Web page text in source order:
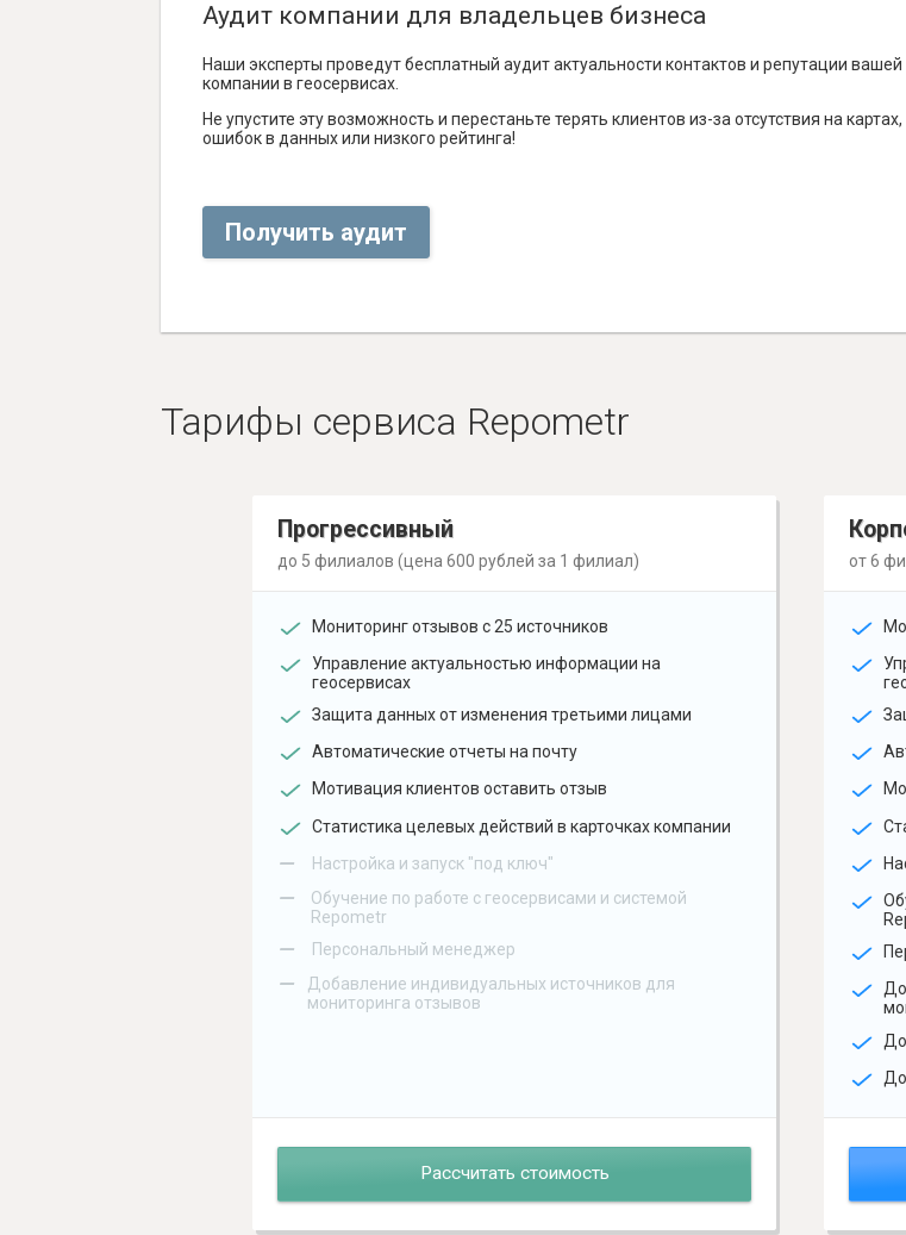
Аудит компании для владельцев бизнеса
Наши эксперты проведут бесплатный аудит актуальности контактов и репутации вашей
компании в геосервисах.
Не упустите эту возможность и перестаньте терять клиентов из-за отсутствия на картах,
ошибок в данных или низкого рейтинга!
Получить аудит
Тарифы сервиса Repometr
Прогрессивный
до 5 филиалов (цена 600 рублей за 1 филиал)
Мониторинг отзывов с 25 источников
Управление актуальностью информации на
геосервисах
Защита данных от изменения третьими лицами
Автоматические отчеты на почту
Мотивация клиентов оставить отзыв
Статистика целевых действий в карточках компании
– Настройка и запуск "под ключ"
–
Обучение по работе с геосервисами и системой
Repometr
– Персональный менеджер
–
Добавление индивидуальных источников для
мониторинга отзывов
Рассчитать стоимость
от 6